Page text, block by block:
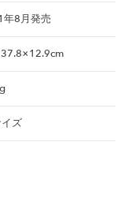
8月発売
ズ